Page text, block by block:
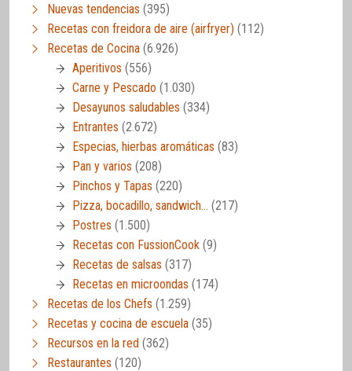
Nuevas tendencias (395)
Recetas con freidora de aire (airfryer) (112)
Recetas de Cocina (6.926)
Aperitivos (556)
Carne y Pescado (1.030)
Desayunos saludables (334)
Entrantes (2.672)
Especias, hierbas aromáticas (83)
Pan y varios (208)
Pinchos y Tapas (220)
Pizza, bocadillo, sandwich… (217)
Postres (1.500)
Recetas con FussionCook (9)
Recetas de salsas (317)
Recetas en microondas (174)
Recetas de los Chefs (1.259)
Recetas y cocina de escuela (35)
Recursos en la red (362)
Restaurantes (120)